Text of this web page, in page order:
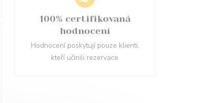
100% certifikovaná
hodnocení
Hodnocení poskytují pouze klienti,
kteří učinili rezervace